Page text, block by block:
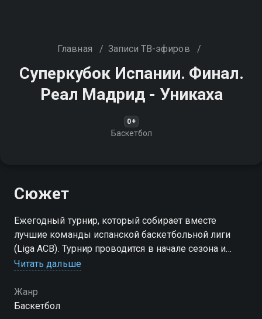
Главная / Записи ТВ-эфиров /
Суперкубок Испании. Финал.
Реал Мадрид - Уникаха
0+
Баскетбол
Сюжет
Ежегодный турнир, который собирает вместе
лучшие команды испанской баскетбольной лиги
(Liga ACB). Турнир проводится в начале сезона и
является одним из самых престижных
Читать дальше
Жанр
Баскетбол